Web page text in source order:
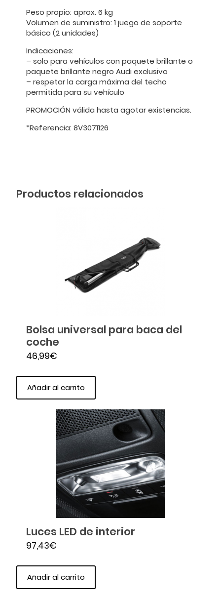
Peso propio: aprox. 6 kg
Volumen de suministro: 1 juego de soporte
básico (2 unidades)
Indicaciones:
– solo para vehículos con paquete brillante o
paquete brillante negro Audi exclusivo
– respetar la carga máxima del techo
permitida para su vehículo
PROMOCIÓN válida hasta agotar existencias.
*Referencia: 8V3071126
Productos relacionados
Bolsa universal para baca del
coche
46,99€
Añadir al carrito
Luces LED de interior
97,43€
Añadir al carrito